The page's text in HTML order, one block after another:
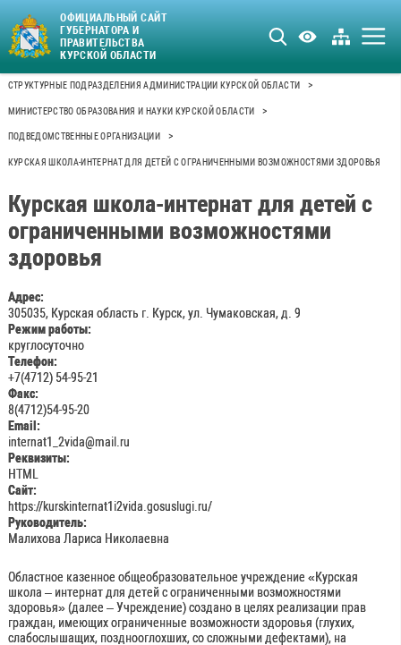
ОФИЦИАЛЬНЫЙ САЙТ
ГУБЕРНАТОРА И
ПРАВИТЕЛЬСТВА
КУРСКОЙ ОБЛАСТИ
СТРУКТУРНЫЕ ПОДРАЗДЕЛЕНИЯ АДМИНИСТРАЦИИ КУРСКОЙ ОБЛАСТИ >
МИНИСТЕРСТВО ОБРАЗОВАНИЯ И НАУКИ КУРСКОЙ ОБЛАСТИ >
ПОДВЕДОМСТВЕННЫЕ ОРГАНИЗАЦИИ >
КУРСКАЯ ШКОЛА-ИНТЕРНАТ ДЛЯ ДЕТЕЙ С ОГРАНИЧЕННЫМИ ВОЗМОЖНОСТЯМИ ЗДОРОВЬЯ
Курская школа-интернат для детей с
ограниченными возможностями
здоровья
Адрес:
305035, Курская область г. Курск, ул. Чумаковская, д. 9
Режим работы:
круглосуточно
Телефон:
+7(4712) 54-95-21
Факс:
8(4712)54-95-20
Email:
internat1_2vida@mail.ru
Реквизиты:
HTML
Сайт:
https://kurskinternat1i2vida.gosuslugi.ru/
Руководитель:
Малихова Лариса Николаевна
Областное казенное общеобразовательное учреждение «Курская
школа – интернат для детей с ограниченными возможностями
здоровья» (далее – Учреждение) создано в целях реализации прав
граждан, имеющих ограниченные возможности здоровья (глухих,
слабослышащих, позднооглохших, со сложными дефектами), на